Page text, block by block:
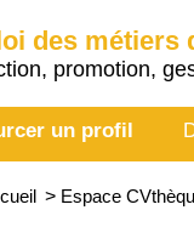
des métiers
promotion,
un profil
> Espace